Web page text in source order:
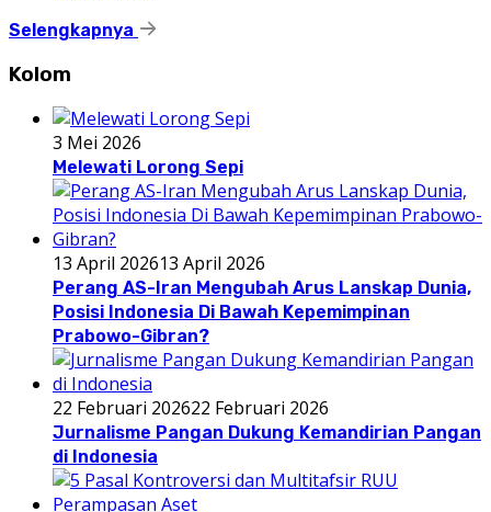
Selengkapnya
Kolom
3 Mei 2026
Melewati Lorong Sepi
13 April 202613 April 2026
Perang AS-Iran Mengubah Arus Lanskap Dunia,
Posisi Indonesia Di Bawah Kepemimpinan
Prabowo-Gibran?
22 Februari 202622 Februari 2026
Jurnalisme Pangan Dukung Kemandirian Pangan
di Indonesia